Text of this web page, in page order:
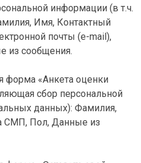
информации (в т.ч.
Имя, Контактный
почты (e-mail),
из сообщения.
форма «Анкета оценки
сбор персональной
данных): Фамилия,
СМП, Пол, Данные из